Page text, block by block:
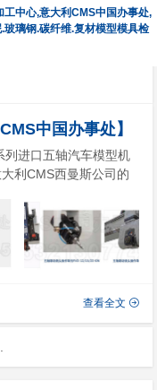
中心,意大利CMS中国办事处,
玻璃钢.碳纤维.复材模型模具检
中国办事处】
列进口五轴汽车模型机
利CMS西曼斯公司的
进口五轴铣削中心机
艇赛艇模...
查看全文